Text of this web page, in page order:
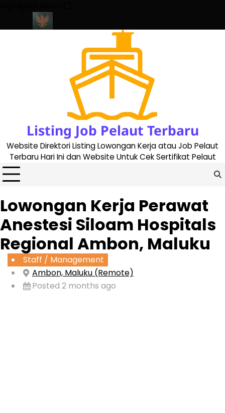
content
Listing Job Pelaut Terbaru
Website Direktori Listing Lowongan Kerja atau Job Pelaut
Terbaru Hari Ini dan Website Untuk Cek Sertifikat Pelaut
Lowongan Kerja Perawat
Anestesi Siloam Hospitals
Regional Ambon, Maluku
Staff / Management
Ambon, Maluku (Remote)
Posted 2 months ago